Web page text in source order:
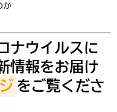
か
ナウイルスに
情報をお届け
をご覧くださ